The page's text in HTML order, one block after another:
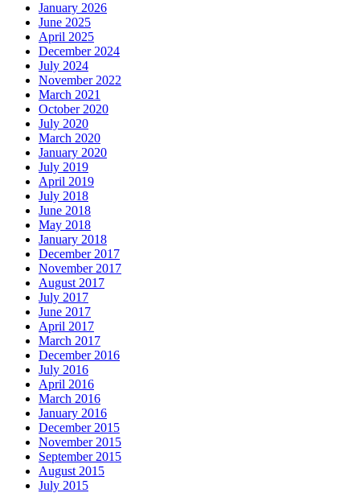
January 2026
June 2025
April 2025
December 2024
July 2024
November 2022
March 2021
October 2020
July 2020
March 2020
January 2020
July 2019
April 2019
July 2018
June 2018
May 2018
January 2018
December 2017
November 2017
August 2017
July 2017
June 2017
April 2017
March 2017
December 2016
July 2016
April 2016
March 2016
January 2016
December 2015
November 2015
September 2015
August 2015
July 2015